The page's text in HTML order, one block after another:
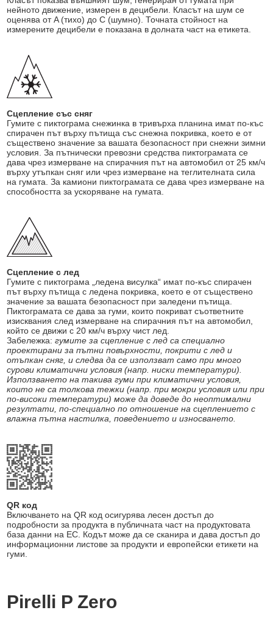
нейното движение, измерен в децибели. Класът на шум се
оценява от A (тихо) до C (шумно). Точната стойност на
измерените децибели е показана в долната част на етикета.
Сцепление със сняг
Гумите с пиктограма снежинка в тривърха планина имат по-къс
спирачен път върху пътища със снежна покривка, което е от
съществено значение за вашата безопасност при снежни зимни
условия. За пътнически превозни средства пиктограмата се
дава чрез измерване на спирачния път на автомобил от 25 км/ч
върху утъпкан сняг или чрез измерване на теглителната сила
на гумата. За камиони пиктограмата се дава чрез измерване на
способността за ускоряване на гумата.
Сцепление с лед
Гумите с пиктограма „ледена висулка“ имат по-къс спирачен
път върху пътища с ледена покривка, което е от съществено
значение за вашата безопасност при заледени пътища.
Пиктограмата се дава за гуми, които покриват съответните
изисквания след измерване на спирачния път на автомобил,
който се движи с 20 км/ч върху чист лед.
Забележка:гумите за сцепление с лед са специално
проектирани за пътни повърхности, покрити с лед и
отъпкан сняг, и следва да се използват само при много
сурови климатични условия (напр. ниски температури).
Използването на такива гуми при климатични условия,
които не са толкова тежки (напр. при мокри условия или при
по-високи температури) може да доведе до неоптимални
резултати, по-специално по отношение на сцеплението с
влажна пътна настилка, поведението и износването.
QR код
Включването на QR код осигурява лесен достъп до
подробности за продукта в публичната част на продуктовата
база данни на ЕС. Кодът може да се сканира и дава достъп до
информационни листове за продукти и европейски етикети на
гуми.
Pirelli P Zero